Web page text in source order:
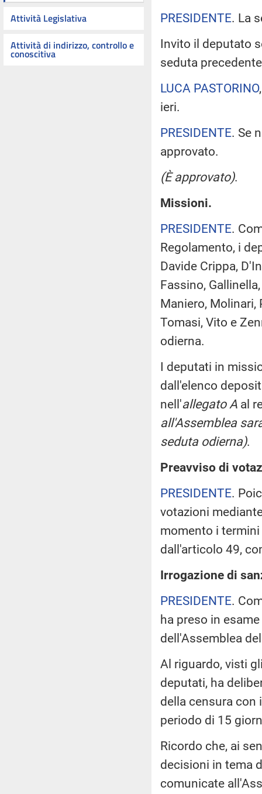
Attività Legislativa
Attività di indirizzo, controllo e
conoscitiva
PRESIDENTE. La
Invito il deputato
seduta
LUCA PASTORINO
ieri.
PRESIDENTE. Se
approvato.
(È approvato).
Missioni.
PRESIDENTE.
Regolamento, i
Davide Crippa,
Fassino,
Maniero, Molinari,
Tomasi, Vito e
odierna.
I deputati in
dall'elenco
nell'allegato A al
all'Assemblea
seduta odierna).
Preavviso di
PRESIDENTE.
votazioni
momento i
dall'articolo 49,
Irrogazione di
PRESIDENTE.
ha preso in
dell'Assemblea
Al riguardo, visti
deputati, ha
della censura con
periodo di 15
Ricordo che, ai
decisioni in tema
comunicate